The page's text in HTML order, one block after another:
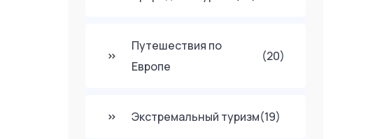
Путешествия по
Европе
(20)
Экстремальный туризм(19)